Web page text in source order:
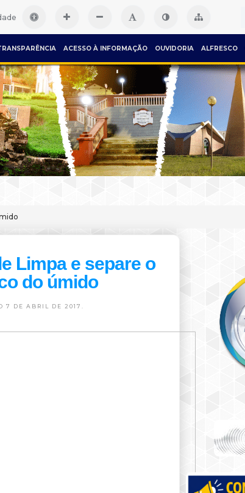
ACESSO À INFORMAÇÃO OUVIDORIA ALFRESCO
Limpa e separe o
do úmido
7 DE ABRIL DE 2017.